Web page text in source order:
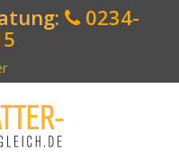
0234-